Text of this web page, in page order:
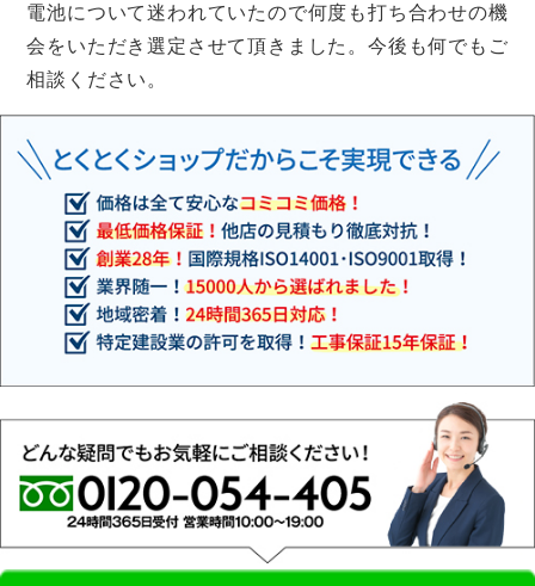
電池について迷われていたので何度も打ち合わせの機
会をいただき選定させて頂きました。今後も何でもご
相談ください。